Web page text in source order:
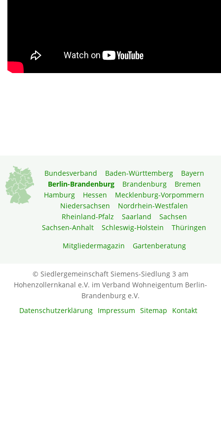
Bundesverband Baden-Württemberg
Bayern
Berlin-Brandenburg
Brandenburg
Bremen
Hamburg
Hessen
Mecklenburg-Vorpommern
Niedersachsen
Nordrhein-Westfalen
Rheinland-Pfalz
Saarland
Sachsen
Sachsen-Anhalt
Schleswig-Holstein
Thüringen
Mitgliedermagazin
Gartenberatung
© Siedlergemeinschaft Siemens-Siedlung 3 am
Hohenzollernkanal e.V. im Verband Wohneigentum Berlin-
Brandenburg e.V.
Datenschutzerklärung
Impressum Sitemap Kontakt